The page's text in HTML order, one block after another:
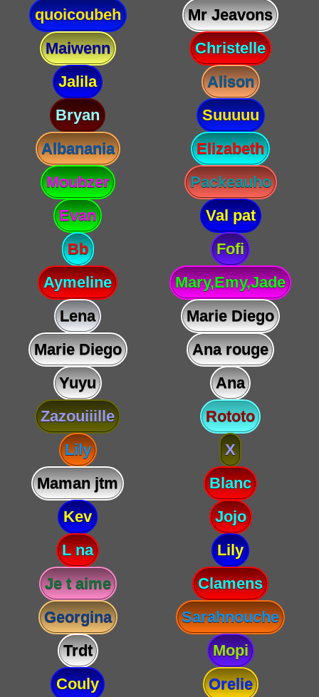
quoicoubeh
Mr Jeavons
Maiwenn
Christelle
Jalila
Alison
Bryan
Suuuuu
Albanania
Elizabeth
Moubzer
Packeauho
Evan
Val pat
Bb
Fofi
Aymeline
Mary,Emy,Jade
Lena
Marie Diego
Marie Diego
Ana rouge
Yuyu
Ana
Zazouiiille
Rototo
Lily
X
Maman jtm
Blanc
Kev
Jojo
L na
Lily
Je t aime
Clamens
Georgina
Sarahnouche
Trdt
Mopi
Couly
Orelie